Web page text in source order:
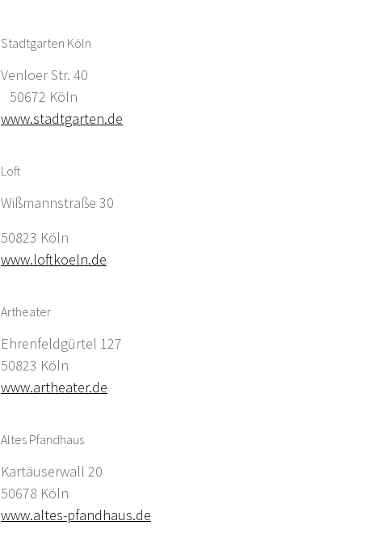
Stadtgarten Köln
Venloer Str. 40
50672 Köln
www.stadtgarten.de
Loft
Wißmannstraße 30
50823 Köln
www.loftkoeln.de
Artheater
Ehrenfeldgürtel 127
50823 Köln
www.artheater.de
Altes Pfandhaus
Kartäuserwall 20
50678 Köln
www.altes-pfandhaus.de